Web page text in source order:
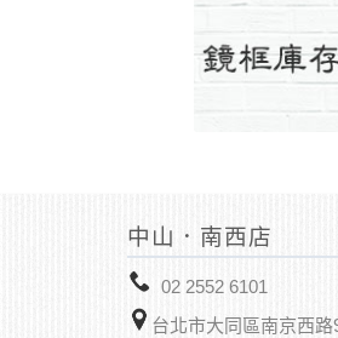
中山．南西店
02 2552 6101
台北市大同區南京西路